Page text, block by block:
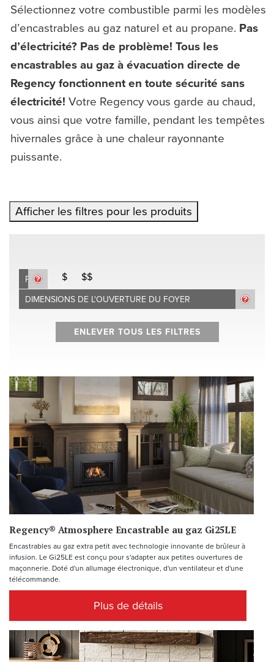
Sélectionnez votre combustible parmi les modèles
d’encastrables au gaz naturel et au propane. Pas
d’électricité? Pas de problème! Tous les
encastrables au gaz à évacuation directe de
Regency fonctionnent en toute sécurité sans
électricité! Votre Regency vous garde au chaud,
vous ainsi que votre famille, pendant les tempêtes
hivernales grâce à une chaleur rayonnante
puissante.
Afficher les filtres pour les produits
PRIX $ $$
DIMENSIONS DE L'OUVERTURE DU FOYER
ENLEVER TOUS LES FILTRES
Regency® Atmosphere Encastrable au gaz Gi25LE
Encastrables au gaz extra petit avec technologie innovante de brûleur à
infusion. Le Gi25LE est conçu pour s'adapter aux petites ouvertures de
maçonnerie. Doté d'un allumage électronique, d'un ventilateur et d'une
télécommande.
Plus de détails